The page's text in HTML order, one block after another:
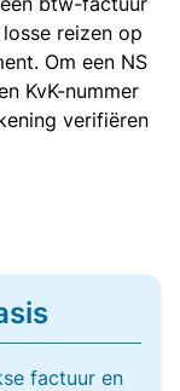
reizen op
Om een NS
KvK-nummer
verifiëren
factuur en